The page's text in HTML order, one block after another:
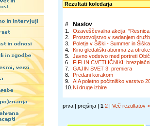
Rezultati koledarja
# Naslov
1.
Ozaveščevalna akcija:
2.
Prostovoljstvo v sedanjem
3.
Poletje v Šiški - Summer in
4.
Kino gledališki abonma za
5.
Javno vodstvo med portreti
6.
FIFI IN CVETLIČNIKI:
7.
GAJIN SVET 3, premiera
8.
Predani korakom
9.
AIA poletno počitniško varstvo
10. Ni druge izbire
prva | prejšnja | 1 2 | Več rezultatov